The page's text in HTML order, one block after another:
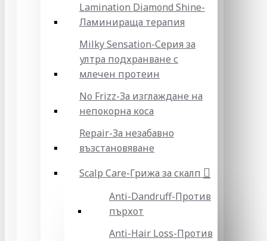
Lamination Diamond Shine-
Ламинираща терапия
Milky Sensation-Серия за
ултра подхранване с
млечен протеин
No Frizz-За изглаждане на
непокорна коса
Repair-За незабавно
възстановяване
Scalp Care-Грижа за скалп
Anti-Dandruff-Против
пърхот
Anti-Hair Loss-Против